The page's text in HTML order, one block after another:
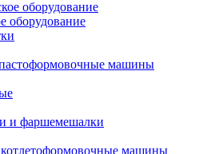
оборудование
машины
и фаршемешалки
машины